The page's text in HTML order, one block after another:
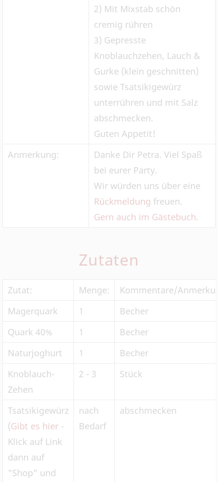
2) Mit Mixstab schön
cremig rühren
3) Gepresste
Knoblauchzehen, Lauch &
Gurke (klein geschnitten)
sowie Tsatsikigewürz
unterrühren und mit Salz
abschmecken.
Guten Appetit!
Anmerkung:
Danke Dir Petra. Viel Spaß
bei eurer Party.
Wir würden uns über eine
Rückmeldung freuen.
Gern auch im Gästebuch.
Zutaten
Zutat: Menge:
Kommentare/
Magerquark
1
Becher
Quark 40%
1
Becher
Naturjoghurt
1
Becher
Knoblauch-
Zehen
2 - 3 Stück
Tsatsikigewürz
(Gibt es hier -
Klick auf Link
dann auf
"Shop" und
nach
Bedarf
abschmecken